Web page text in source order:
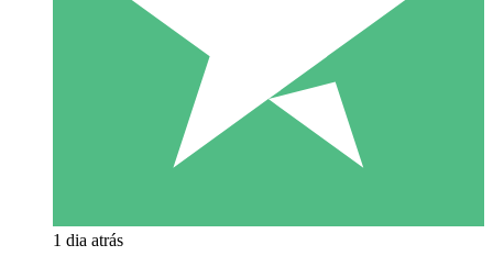
1 dia atrás